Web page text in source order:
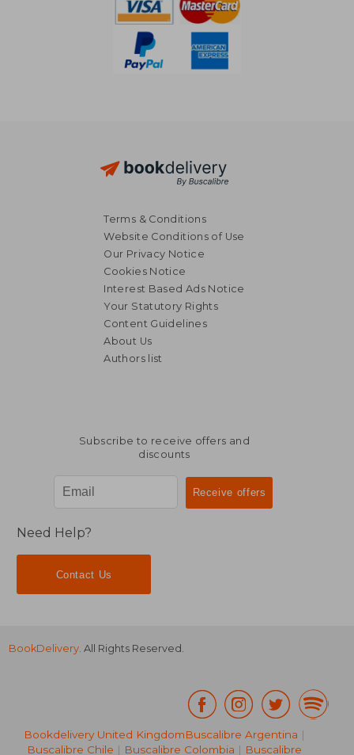
Terms & Conditions
Website Conditions of Use
Our Privacy Notice
Cookies Notice
Interest Based Ads Notice
Your Statutory Rights
Content Guidelines
About Us
Authors list
Subscribe to receive offers and
discounts
Need Help?
Contact Us
BookDelivery. All Rights Reserved.
Bookdelivery United KingdomBuscalibre Argentina |
Buscalibre Chile | Buscalibre Colombia | Buscalibre